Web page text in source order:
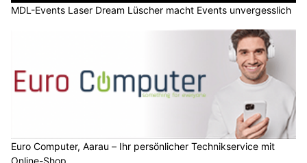
MDL-Events Laser Dream Lüscher macht Events unvergesslich
Euro Computer, Aarau – Ihr persönlicher Technikservice mit
Online-Shop